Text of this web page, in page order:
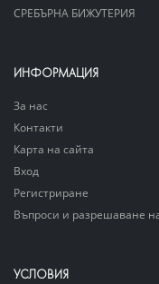
СРЕБЪРНА БИЖУТЕРИЯ
ИНФОРМАЦИЯ
За нас
Контакти
Карта на сайта
Вход
Регистриране
Въпроси и разрешаване
УСЛОВИЯ